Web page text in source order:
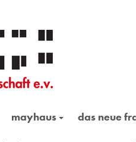
mayhaus das neue